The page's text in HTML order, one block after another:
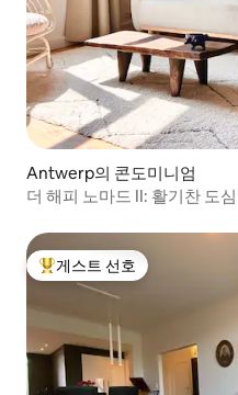
Antwerp의 콘도미니엄
더 해피 노마드 II: 활기찬 도
상위 게스트 선호
게스트 선호